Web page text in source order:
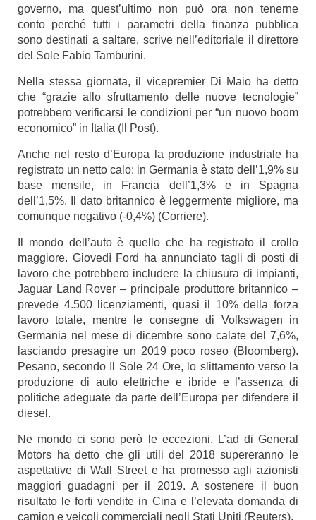
governo, ma quest’ultimo non può ora non tenerne
conto perché tutti i parametri della finanza pubblica
sono destinati a saltare, scrive nell’editoriale il direttore
del Sole Fabio Tamburini.
Nella stessa giornata, il vicepremier Di Maio ha detto
che “grazie allo sfruttamento delle nuove tecnologie”
potrebbero verificarsi le condizioni per “un nuovo boom
economico” in Italia ( Il Post).
Anche nel resto d’Europa la produzione industriale ha
registrato un netto calo: in Germania è stato dell’1,9% su
base mensile, in Francia dell’1,3% e in Spagna
dell’1,5%. Il dato britannico è leggermente migliore, ma
comunque negativo (-0,4%) (Corriere).
Il mondo dell’auto è quello che ha registrato il crollo
maggiore. Giovedì Ford ha annunciato tagli di posti di
lavoro che potrebbero includere la chiusura di impianti,
Jaguar Land Rover – principale produttore britannico –
prevede 4.500 licenziamenti, quasi il 10% della forza
lavoro totale, mentre le consegne di Volkswagen in
Germania nel mese di dicembre sono calate del 7,6%,
lasciando presagire un 2019 poco roseo (Bloomberg).
Pesano, secondo
Il Sole 24 Ore, lo slittamento verso la
produzione di auto elettriche e ibride e l’assenza di
politiche adeguate da parte dell’Europa per difendere il
diesel.
Ne mondo ci sono però le eccezioni. L’ad di General
Motors ha detto che gli utili del 2018 supereranno le
aspettative di Wall Street e ha promesso agli azionisti
maggiori guadagni per il 2019. A sostenere il buon
risultato le forti vendite in Cina e l’elevata domanda di
camion e veicoli commerciali negli Stati Uniti (Reuters).